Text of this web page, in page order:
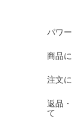
パワ
商品
注文
返品
て